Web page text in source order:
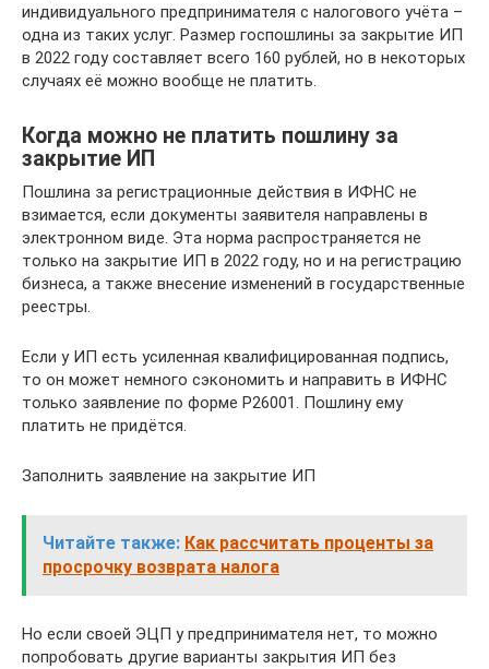
индивидуального предпринимателя с налогового учёта –
одна из таких услуг. Размер госпошлины за закрытие ИП
в 2022 году составляет всего 160 рублей, но в некоторых
случаях её можно вообще не платить.
Когда можно не платить пошлину за
закрытие ИП
Пошлина за регистрационные действия в ИФНС не
взимается, если документы заявителя направлены в
электронном виде. Эта норма распространяется не
только на закрытие ИП в 2022 году, но и на регистрацию
бизнеса, а также внесение изменений в государственные
реестры.
Если у ИП есть усиленная квалифицированная подпись,
то он может немного сэкономить и направить в ИФНС
только заявление по форме Р26001. Пошлину ему
платить не придётся.
Заполнить заявление на закрытие ИП
Читайте также: Как рассчитать проценты за
просрочку возврата налога
Но если своей ЭЦП у предпринимателя нет, то можно
попробовать другие варианты закрытия ИП без